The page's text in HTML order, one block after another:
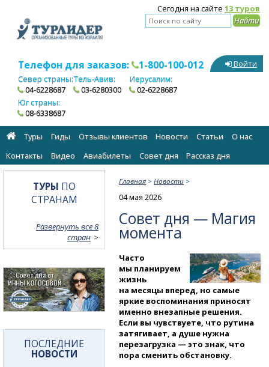
Сегодня на сайте 13 туров
Телефон для заказов: 1-800-100-012
Север страны:
04-6228687
Тель-Авив:
03-6280300
Иерусалим:
02-6228687
Юг страны:
08-6338687
Войти
Туры Гиды Отзывы клиентов Новости Статьи
О нас
Контакты
Видео Авиабилеты Cовет дня Рассказ дня
Главная >Новости >
04 мая 2026
Совет дня — Магия
момента
Часто
мы планируем
жизнь
на месяцы вперед, но самые
яркие воспоминания приносят
именно внезапные решения.
Если вы чувствуете, что рутина
затягивает, а душе нужна
перезагрузка — это знак, что
пора сменить обстановку.
ТУРЫ ПО
СТРАНАМ
Развернуть все 8
стран
ПОСЛЕДНИЕ
НОВОСТИ